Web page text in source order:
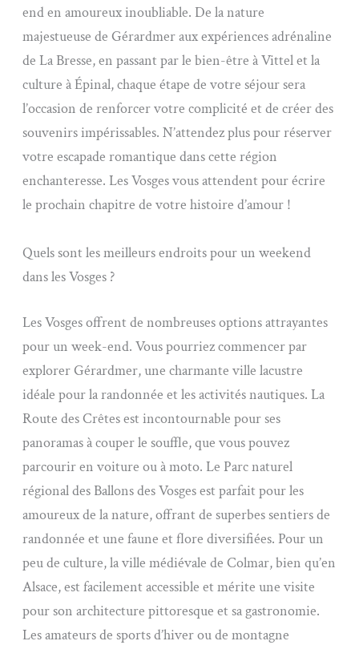
end en amoureux inoubliable. De la nature
majestueuse de Gérardmer aux expériences adrénaline
de La Bresse, en passant par le bien-être à Vittel et la
culture à Épinal, chaque étape de votre séjour sera
l’occasion de renforcer votre complicité et de créer des
souvenirs impérissables. N’attendez plus pour réserver
votre escapade romantique dans cette région
enchanteresse. Les Vosges vous attendent pour écrire
le prochain chapitre de votre histoire d’amour !
Quels sont les meilleurs endroits pour un weekend
dans les Vosges ?
Les Vosges offrent de nombreuses options attrayantes
pour un week-end. Vous pourriez commencer par
explorer Gérardmer, une charmante ville lacustre
idéale pour la randonnée et les activités nautiques. La
Route des Crêtes est incontournable pour ses
panoramas à couper le souffle, que vous pouvez
parcourir en voiture ou à moto. Le Parc naturel
régional des Ballons des Vosges est parfait pour les
amoureux de la nature, offrant de superbes sentiers de
randonnée et une faune et flore diversifiées. Pour un
peu de culture, la ville médiévale de Colmar, bien qu’en
Alsace, est facilement accessible et mérite une visite
pour son architecture pittoresque et sa gastronomie.
Les amateurs de sports d’hiver ou de montagne